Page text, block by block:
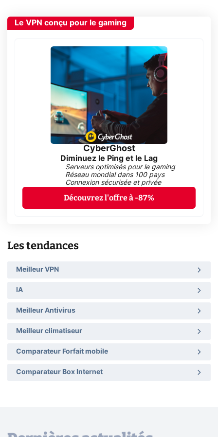
Le VPN conçu pour le gaming
CyberGhost
Diminuez le Ping et le Lag
Serveurs optimisés pour le gaming
Réseau mondial dans 100 pays
Connexion sécurisée et privée
Découvrez l'offre à -87%
Les tendances
Meilleur VPN
IA
Meilleur Antivirus
Meilleur climatiseur
Comparateur Forfait mobile
Comparateur Box Internet